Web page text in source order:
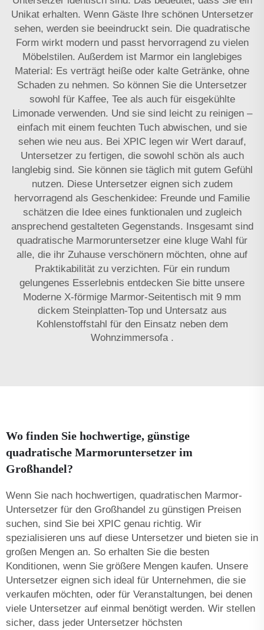
Unikat erhalten. Wenn Gäste Ihre schönen Untersetzer
sehen, werden sie beeindruckt sein. Die quadratische
Form wirkt modern und passt hervorragend zu vielen
Möbelstilen. Außerdem ist Marmor ein langlebiges
Material: Es verträgt heiße oder kalte Getränke, ohne
Schaden zu nehmen. So können Sie die Untersetzer
sowohl für Kaffee, Tee als auch für eisgekühlte
Limonade verwenden. Und sie sind leicht zu reinigen –
einfach mit einem feuchten Tuch abwischen, und sie
sehen wie neu aus. Bei XPIC legen wir Wert darauf,
Untersetzer zu fertigen, die sowohl schön als auch
langlebig sind. Sie können sie täglich mit gutem Gefühl
nutzen. Diese Untersetzer eignen sich zudem
hervorragend als Geschenkidee: Freunde und Familie
schätzen die Idee eines funktionalen und zugleich
ansprechend gestalteten Gegenstands. Insgesamt sind
quadratische Marmoruntersetzer eine kluge Wahl für
alle, die ihr Zuhause verschönern möchten, ohne auf
Praktikabilität zu verzichten. Für ein rundum
gelungenes Esserlebnis entdecken Sie bitte unsere
Moderne X-förmige Marmor-Seitentisch mit 9 mm
dickem Steinplatten-Top und Untersatz aus
Kohlenstoffstahl für den Einsatz neben dem
Wohnzimmersofa .
Wo finden Sie hochwertige, günstige
quadratische Marmoruntersetzer im
Großhandel?
Wenn Sie nach hochwertigen, quadratischen Marmor-
Untersetzer für den Großhandel zu günstigen Preisen
suchen, sind Sie bei XPIC genau richtig. Wir
spezialisieren uns auf diese Untersetzer und bieten sie in
großen Mengen an. So erhalten Sie die besten
Konditionen, wenn Sie größere Mengen kaufen. Unsere
Untersetzer eignen sich ideal für Unternehmen, die sie
verkaufen möchten, oder für Veranstaltungen, bei denen
viele Untersetzer auf einmal benötigt werden. Wir stellen
sicher, dass jeder Untersetzer höchsten